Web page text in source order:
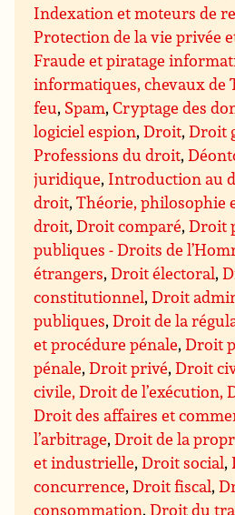
Indexation et moteurs de
Protection de la vie privée
Fraude et piratage
informatiques, chevaux de
feu, Spam,Cryptage des
logiciel espion,Droit,Droit
Professions du droit,
juridique, Introduction au
droit,Théorie, philosophie
droit,Droit comparé,Droit
publiques - Droits de
étrangers,Droit électoral,
constitutionnel,Droit
publiques,Droit de la
et procédure pénale,Droit
pénale,Droit privé,Droit
civile, Droit de l’exécution,
Droit des affaires et
l’arbitrage,Droit de la
et industrielle,Droit social,
concurrence,Droit fiscal,
consommation,Droit du